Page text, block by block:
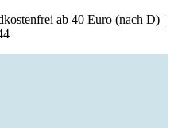
ab 40 Euro (nach D) |